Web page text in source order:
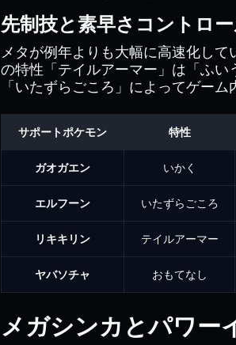
先制技と素早さコントロ
メタが例年よりも大幅に高速化し
の特性「テイルアーマー」は「ふ
「いたずらごころ」によってゲー
サポートポケモン 特性
ガオガエン いかく
エルフーン いたずらごころ
リキキリン テイルアーマー
ヤバソチャ おもてなし
メガシンカとパワー